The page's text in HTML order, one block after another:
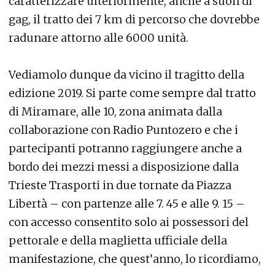
gag, il tratto dei 7 km di percorso che dovrebbe
radunare attorno alle 6000 unità.
Vediamolo dunque da vicino il tragitto della
edizione 2019. Si parte come sempre dal tratto
di Miramare, alle 10, zona animata dalla
collaborazione con Radio Puntozero e che i
partecipanti potranno raggiungere anche a
bordo dei mezzi messi a disposizione dalla
Trieste Trasporti in due tornate da Piazza
Libertà – con partenze alle 7. 45 e alle 9. 15 –
con accesso consentito solo ai possessori del
pettorale e della maglietta ufficiale della
manifestazione, che quest’anno, lo ricordiamo,